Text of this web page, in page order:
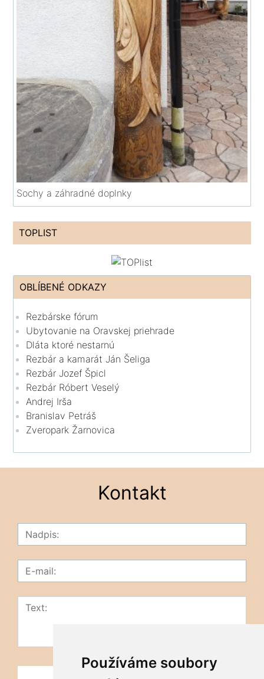
Používáme soubory
Sochy a záhradné doplnky
TOPLIST
OBLÍBENÉ ODKAZY
Rezbárske fórum
Ubytovanie na Oravskej priehrade
Dláta ktoré nestarnú
Rezbár a kamarát Ján Šeliga
Rezbár Jozef Špicl
Rezbár Róbert Veselý
Andrej Irša
Branislav Petráš
Zveropark Žarnovica
Kontakt